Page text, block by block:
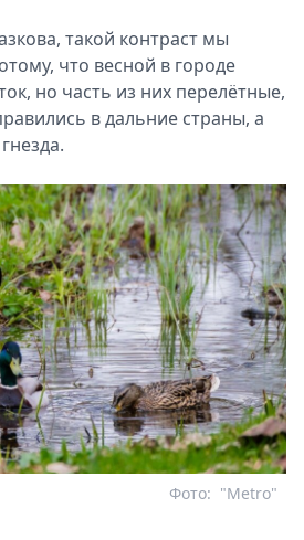
такой контраст мы
что весной в городе
но часть из них перелётные,
в дальние страны, а
"Metro"
Фото: